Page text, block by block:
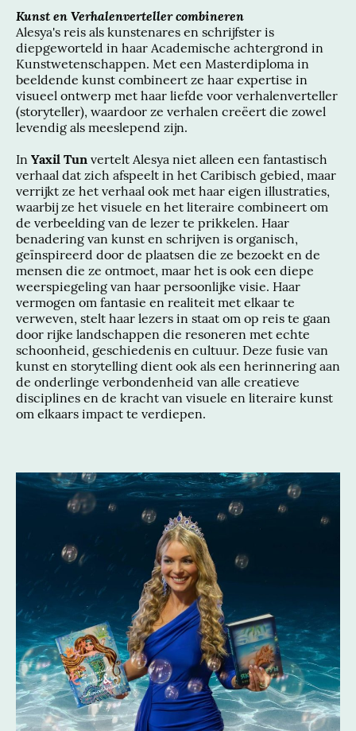
Kunst en Verhalenverteller combineren
Alesya's reis als kunstenares en schrijfster is
diepgeworteld in haar Academische achtergrond in
Kunstwetenschappen. Met een Masterdiploma in
beeldende kunst combineert ze haar expertise in
visueel ontwerp met haar liefde voor verhalenverteller
(storyteller), waardoor ze verhalen creëert die zowel
levendig als meeslepend zijn.
In Yaxil Tun vertelt Alesya niet alleen een fantastisch
verhaal dat zich afspeelt in het Caribisch gebied, maar
verrijkt ze het verhaal ook met haar eigen illustraties,
waarbij ze het visuele en het literaire combineert om
de verbeelding van de lezer te prikkelen. Haar
benadering van kunst en schrijven is organisch,
geïnspireerd door de plaatsen die ze bezoekt en de
mensen die ze ontmoet, maar het is ook een diepe
weerspiegeling van haar persoonlijke visie. Haar
vermogen om fantasie en realiteit met elkaar te
verweven, stelt haar lezers in staat om op reis te gaan
door rijke landschappen die resoneren met echte
schoonheid, geschiedenis en cultuur. Deze fusie van
kunst en storytelling dient ook als een herinnering aan
de onderlinge verbondenheid van alle creatieve
disciplines en de kracht van visuele en literaire kunst
om elkaars impact te verdiepen.